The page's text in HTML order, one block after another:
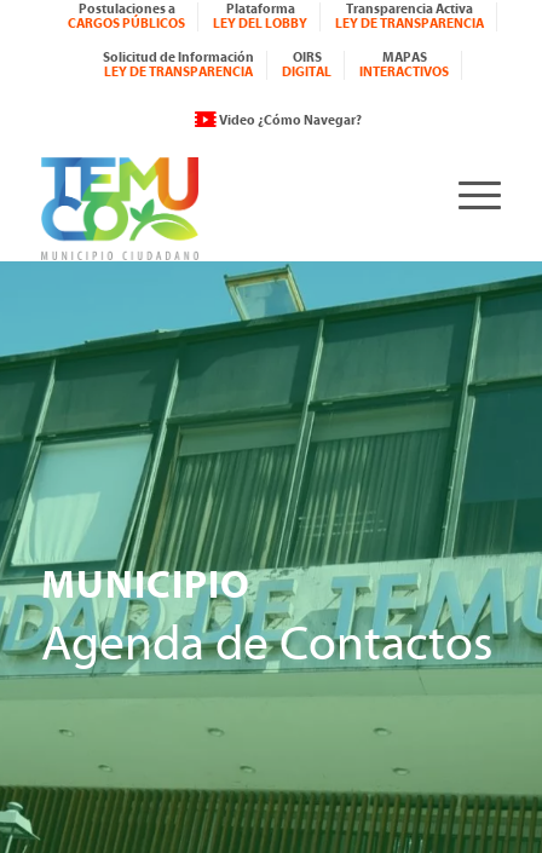
Postulaciones a
CARGOS PÚBLICOS
Plataforma
LEY DEL LOBBY
Transparencia Activa
LEY DE TRANSPARENCIA
Solicitud de Información
LEY DE TRANSPARENCIA
OIRS
DIGITAL
MAPAS
INTERACTIVOS
Video ¿Cómo Navegar?
MUNICIPIO
Agenda de Contactos